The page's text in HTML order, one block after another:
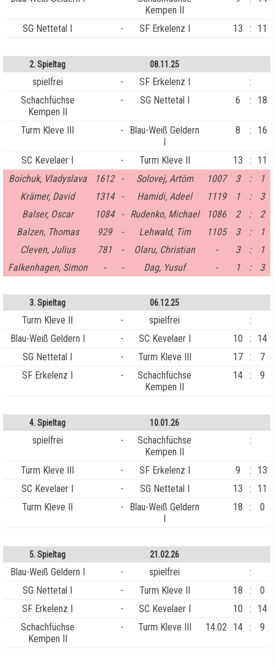
Kempen II
SG Nettetal I - SF Erkelenz I 13 : 11
2. Spieltag 08.11.25
spielfrei - SF Erkelenz I
:
Schachfüchse
Kempen II
- SG Nettetal I 6 : 18
Turm Kleve III -
Blau-Weiß Geldern
8 : 16
SC Kevelaer I - Turm Kleve II 13 :
11
Boichuk, Vladyslava
1612 - Solovej, Artöm 1007 3 :
1
Krämer, David
1314 - Hamidi, Adeel 1119 1 :
3
Balser, Oscar
1084 - Rudenko, Michael 1086 2 :
2
Balzen, Thomas
929 - Lehwald, Tim 1105 3 :
1
Cleven, Julius
781 - Olaru, Christian - 3 :
1
Falkenhagen, Simon
- - Dag, Yusuf - 1 : 3
3. Spieltag 06.12.25
Turm Kleve II - spielfrei
:
Blau-Weiß Geldern I
- SC Kevelaer I 10 :
14
SG Nettetal I
- Turm Kleve III 17 :
7
SF Erkelenz I
-
Schachfüchse
Kempen II
14 : 9
4. Spieltag 10.01.26
spielfrei -
Schachfüchse
Kempen II
:
Turm Kleve III - SF Erkelenz I 9 :
13
SC Kevelaer I
- SG Nettetal I 13 :
11
Turm Kleve II
-
Blau-Weiß Geldern
18 : 0
5. Spieltag 21.02.26
Blau-Weiß Geldern I - spielfrei
:
SG Nettetal I
- Turm Kleve II 18 :
0
SF Erkelenz I
- SC Kevelaer I 10 :
14
Schachfüchse
Kempen II
- Turm Kleve III 14.02 14 : 9